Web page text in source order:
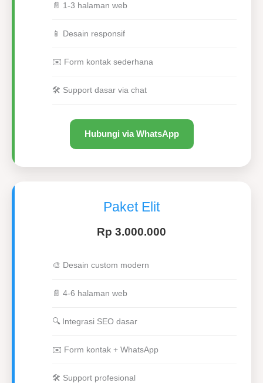
📄 1-3 halaman web
📱 Desain responsif
✉️ Form kontak sederhana
🛠 Support dasar via chat
Hubungi via WhatsApp
Paket Elit
Rp 3.000.000
🎨 Desain custom modern
📄 4-6 halaman web
🔍 Integrasi SEO dasar
✉️ Form kontak + WhatsApp
🛠 Support profesional